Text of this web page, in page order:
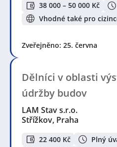
38 000 – 50 000 Kč
Vhodné také pro
Zveřejněno: 25. června
Dělníci v oblasti
údržby budov
LAM Stav s.r.o.
Střížkov, Praha
22 400 Kč
Plný